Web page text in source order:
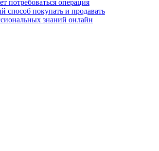
потребоваться операция
способ покупать и продавать
знаний онлайн